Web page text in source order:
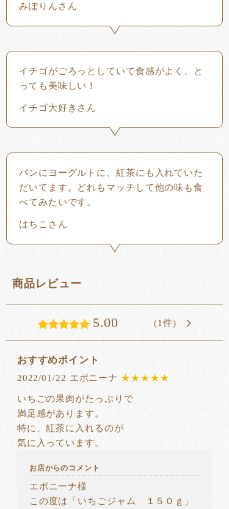
みぽりんさん
イチゴがごろっとしていて食感がよく、と
っても美味しい！
イチゴ大好きさん
パンにヨーグルトに、紅茶にも入れていた
だいてます。どれもマッチして他の味も食
べてみたいです。
はちこさん
商品レビュー
5.00 (1件)
おすすめポイント
2022/01/22 エポニーナ ★★★★★
いちごの果肉がたっぷりで
満足感があります。
特に、紅茶に入れるのが
気に入っています。
お店からのコメント
エポニーナ様
この度は「いちごジャム １５０ｇ」